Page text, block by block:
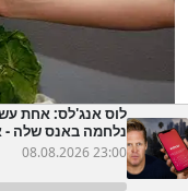
לוס אנג'לס: אחת
נלחמה באנס שלה -
חודשים הוא עשוי
08.08.2026 23:00